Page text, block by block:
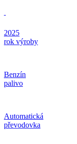
2025
rok výroby
Benzín
palivo
Automatická
převodovka